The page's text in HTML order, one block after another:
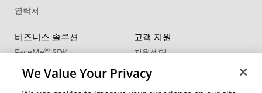
연락처
비즈니스 솔루션
FaceMe®SDK
고객 지원
지원센터
제품 업데이트
학습 센터
We Value Your Privacy